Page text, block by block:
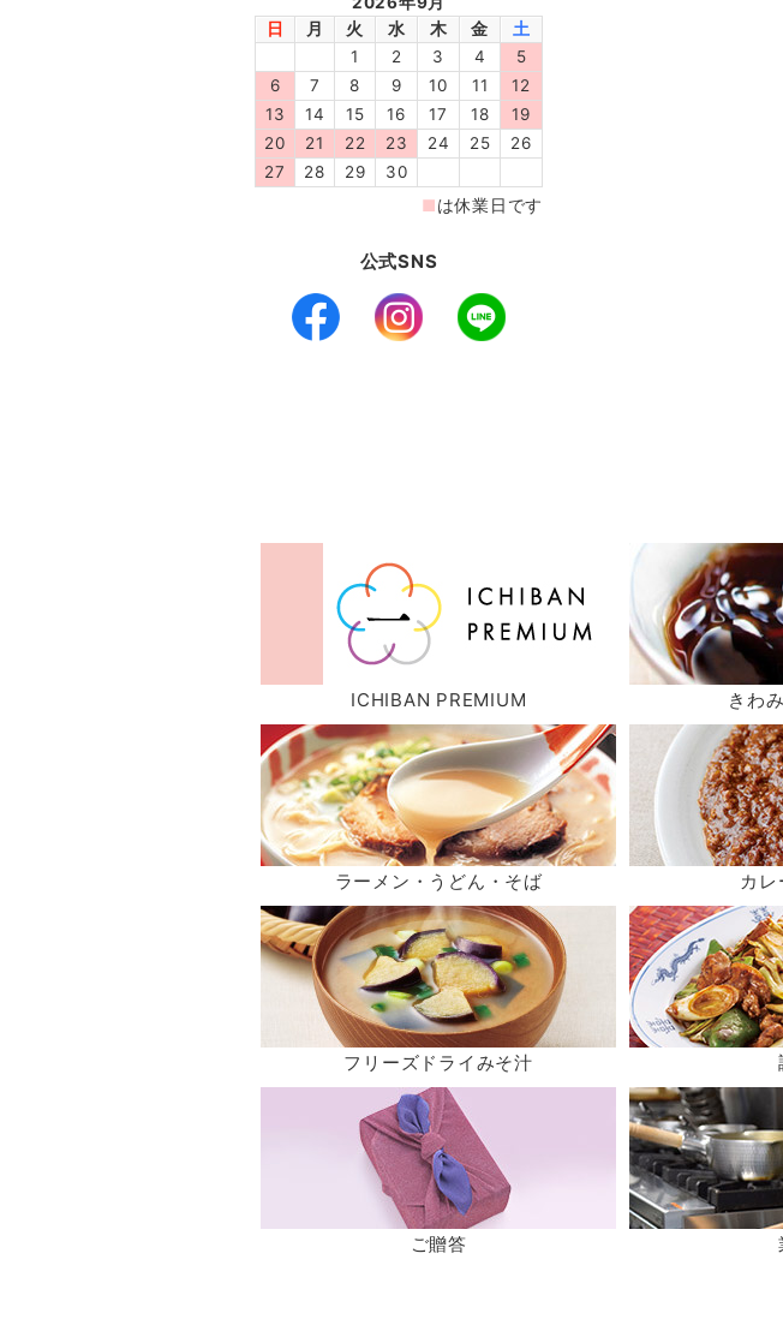
公式SNS
ICHIBAN PREMIUM きわ
ラーメン・うどん・そば カ
フリーズドライみそ汁
ご贈答